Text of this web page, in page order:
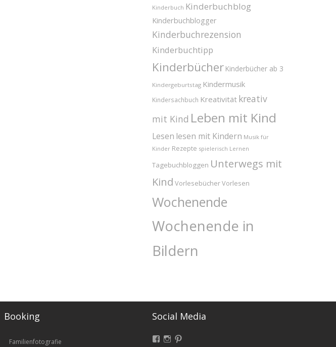
Kinderbuch Kinderbuchblog
Kinderbuchblogger
Kinderbuchrezension
Kinderbuchtipp
Kinderbücher Kinderbücher ab 3
Kindergeburtstag Kindermusik
Kindersachbuch Kreativität kreativ
mit Kind Leben mit Kind
Lesen lesen mit Kindern Musik für
Kinder Rezepte spielerisch Lernen
Tagebuchbloggen Unterwegs mit
Kind VorlesebücherVorlesen
Wochenende
Wochenende in
Bildern
Booking
Familienfotografie
Social Media
Facebook
Instagram
Pinterest